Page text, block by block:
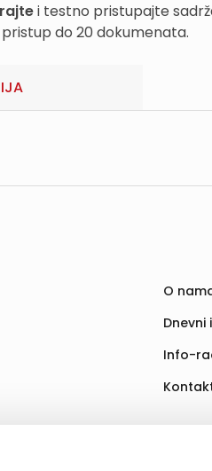
i testno pristupajte
do 20 dokumenata.
O
Info-